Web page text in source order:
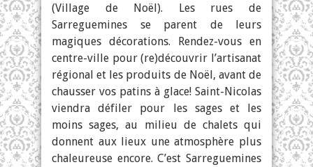
(Village de Noël). Les rues de
Sarreguemines se parent de leurs
magiques décorations. Rendez-vous en
centre-ville pour (re)découvrir l’artisanat
régional et les produits de Noël, avant de
chausser vos patins à glace! Saint-Nicolas
viendra défiler pour les sages et les
moins sages, au milieu de chalets qui
donnent aux lieux une atmosphère plus
chaleureuse encore. C’est Sarreguemines